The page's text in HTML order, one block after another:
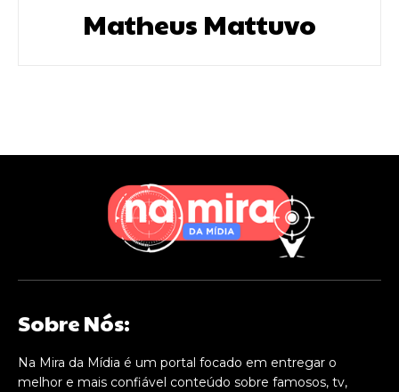
Matheus Mattuvo
Sobre Nós:
Na Mira da Mídia é um portal focado em entregar o
melhor e mais confiável conteúdo sobre famosos, tv,